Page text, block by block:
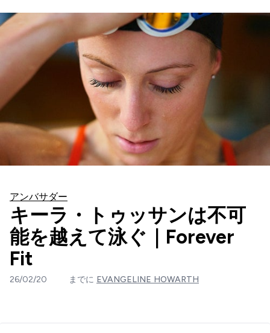
アンバサダー
キーラ・トゥッサンは不可
能を越えて泳ぐ｜Forever
Fit
26/02/20 までに EVANGELINE HOWARTH